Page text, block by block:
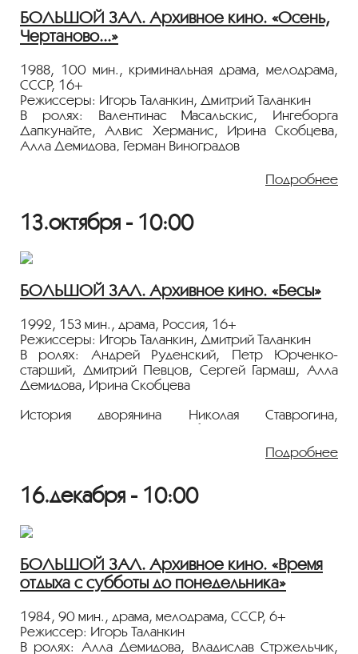
Показ пройдёт с плёнки 35 мм из коллекции
Госфильмофонда России.
«ПЕРСОНА. Игорь Таланкин».
БОЛЬШОЙ ЗАЛ. Архивное кино. «Осень,
Чертаново...»
1988, 100 мин., криминальная драма, мелодрама,
СССР, 16+
Режиссеры: Игорь Таланкин, Дмитрий Таланкин
В ролях: Валентинас Масальскис, Ингеборга
Дапкунайте, Алвис Херманис, Ирина Скобцева,
Алла Демидова, Герман Виноградов
Мария — молодая привлекательная женщина, девиз
которой «нужно стать развратной, чтобы
любящие ее мужчины должны с легкостью
принимать ее такой, какая она есть. Но им это
доставляет лишь мучения.
Показ пройдёт с плёнки 35 мм из коллекции
Госфильмофонда России.
Лента представлена в рамках программы
«ПЕРСОНА. Игорь Таланкин»
Подробнее
13.октября - 10:00
БОЛЬШОЙ ЗАЛ. Архивное кино. «Бесы»
1992, 153 мин., драма, Россия, 16+
Режиссеры: Игорь Таланкин, Дмитрий Таланкин
В ролях: Андрей Руденский, Петр Юрченко-
старший, Дмитрий Певцов, Сергей Гармаш, Алла
Демидова, Ирина Скобцева
История дворянина Николая Ставрогина,
романа Достоевского, в основе которого
подлинный исторический факт: убийство в Москве в
студента, отошедшего от революционной
деятельности.
Показ пройдёт с плёнки 35 мм из коллекции
Лента представлена в рамках программы
«ПЕРСОНА. Игорь Таланкин».
Подробнее
16.декабря - 10:00
БОЛЬШОЙ ЗАЛ. Архивное кино. «Время
отдыха с субботы до понедельника»
1984, 90 мин., драма, мелодрама, СССР, 6+
Режиссер: Игорь Таланкин
В ролях: Алла Демидова, Владислав Стржельчик,